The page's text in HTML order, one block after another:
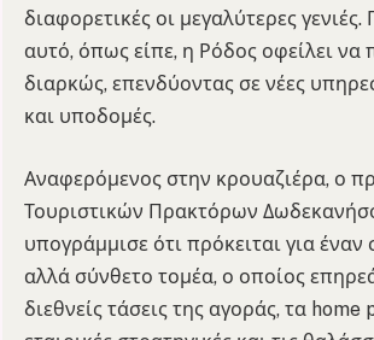
διαφορετικές οι μεγαλύτερες γενιές.
αυτό, όπως είπε, η Ρόδος οφείλει να
διαρκώς, επενδύοντας σε νέες
και υποδομές.
Αναφερόμενος στην κρουαζιέρα, ο
Τουριστικών Πρακτόρων
υπογράμμισε ότι πρόκειται για έναν
αλλά σύνθετο τομέα, ο οποίος
διεθνείς τάσεις της αγοράς, τα home